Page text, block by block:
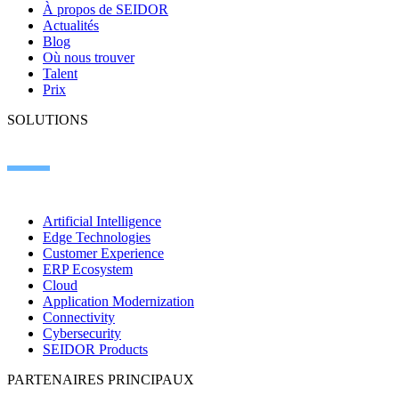
À propos de SEIDOR
Actualités
Blog
Où nous trouver
Talent
Prix
SOLUTIONS
Artificial Intelligence
Edge Technologies
Customer Experience
ERP Ecosystem
Cloud
Application Modernization
Connectivity
Cybersecurity
SEIDOR Products
PARTENAIRES PRINCIPAUX